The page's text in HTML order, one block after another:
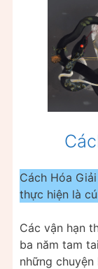
Cách Hóa
thực hiện là
Các vận hạn
ba năm tam
những